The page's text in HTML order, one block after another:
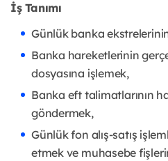
İş Tanımı
Günlük banka
Banka hareketlerinin
dosyasına işlemek,
Banka eft talimatlarının
göndermek,
Günlük fon alış-satış
etmek ve muhasebe